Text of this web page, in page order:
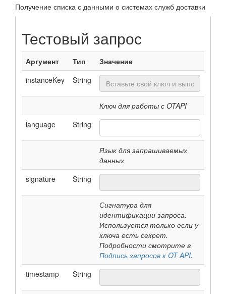
Получение списка с данными о системах служб доставки
Тестовый запрос
Аргумент Тип
Значение
instanceKey
String
Ключ для работы с OTAPI
language
String
Язык для запрашиваемых
данных
signature
String
Сигнатура для
идентификации запроса.
Используется только если у
ключа есть секрет.
Подробности смотрите в
Подпись запросов к OT API.
timestamp
String